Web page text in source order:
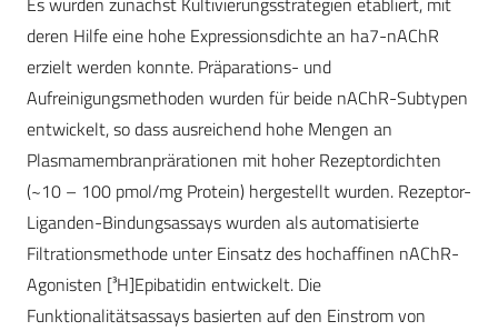
deren Hilfe eine hohe Expressionsdichte an ha7-nAChR
erzielt werden konnte. Präparations- und
Aufreinigungsmethoden wurden für beide nAChR-Subtypen
entwickelt, so dass ausreichend hohe Mengen an
Plasmamembranprärationen mit hoher Rezeptordichten
(~10 – 100 pmol/mg Protein) hergestellt wurden. Rezeptor-
Liganden-Bindungsassays wurden als automatisierte
Filtrationsmethode unter Einsatz des hochaffinen nAChR-
Agonisten [³H]Epibatidin entwickelt. Die
Funktionalitätsassays basierten auf den Einstrom von